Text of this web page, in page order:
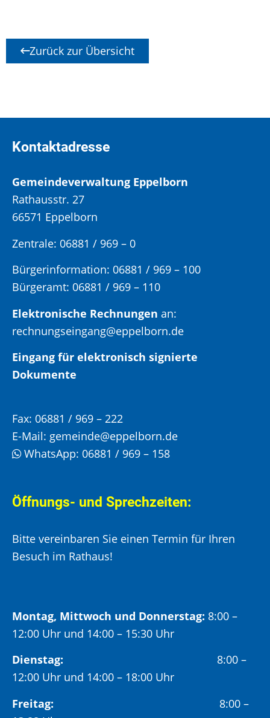
Zurück zur Übersicht
Kontaktadresse
Gemeindeverwaltung Eppelborn
Rathausstr. 27
66571 Eppelborn
Zentrale: 06881 / 969 – 0
Bürgerinformation: 06881 / 969 – 100
Bürgeramt: 06881 / 969 – 110
Elektronische Rechnungen an:
rechnungseingang@eppelborn.de
Eingang für elektronisch signierte
Dokumente
Fax: 06881 / 969 – 222
E-Mail: gemeinde@eppelborn.de
WhatsApp: 06881 / 969 – 158
Öffnungs- und Sprechzeiten:
Bitte vereinbaren Sie einen Termin für Ihren
Besuch im Rathaus!
Montag, Mittwoch und Donnerstag: 8:00 –
12:00 Uhr und 14:00 – 15:30 Uhr
Dienstag: 8:00 –
12:00 Uhr und 14:00 – 18:00 Uhr
Freitag:
8:00 –